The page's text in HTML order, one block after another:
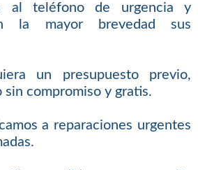
al teléfono de urgencia y
la mayor brevedad sus
un presupuesto previo,
sin compromiso y gratis.
a reparaciones urgentes